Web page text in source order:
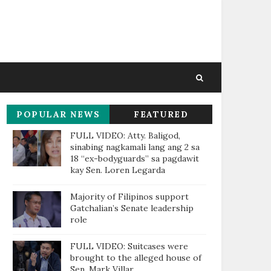
POPULAR NEWS
THIS WEEK
FEATURED
FULL VIDEO: Atty. Baligod,
sinabing nagkamali lang ang 2 sa
18 “ex-bodyguards” sa pagdawit
kay Sen. Loren Legarda
Majority of Filipinos support
Gatchalian’s Senate leadership
role
FULL VIDEO: Suitcases were
brought to the alleged house of